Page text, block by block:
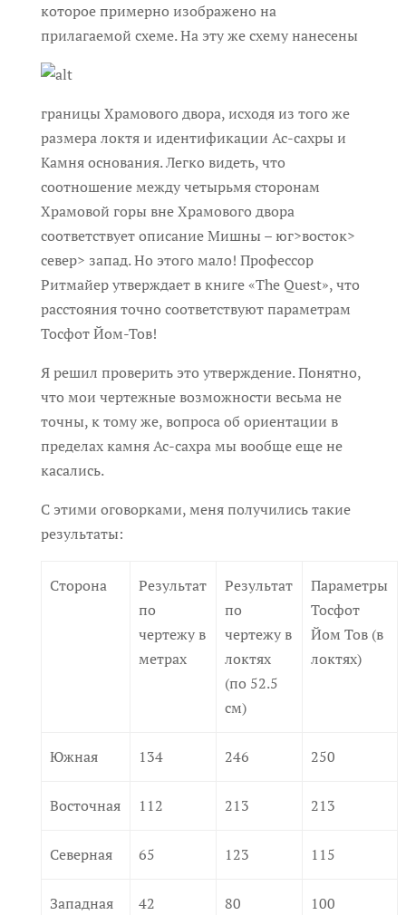
которое примерно изображено на
прилагаемой схеме. На эту же схемунанесены
границы Храмового двора, исходя из того же
размера локтя и идентификации Ас-сахры и
Камня основания. Легко видеть, что
соотношение между четырьмя сторонам
Храмовой горы вне Храмового двора
соответствует описание Мишны – юг>восток>
север> запад. Но этого мало! Профессор
Ритмайер утверждает в книге «The Quest», что
расстояния точно соответствуют параметрам
Тосфот Йом-Тов!
Я решил проверить это утверждение. Понятно,
что мои чертежные возможности весьма не
точны, к тому же, вопроса об ориентации в
пределах камня Ас-сахра мы вообще еще не
касались.
С этими оговорками, меня получились такие
результаты:
Сторона
Результат
по
чертежу в
метрах
Результат
по
чертежу в
локтях
(по 52.5
см)
Параметры
Тосфот
Йом Тов (в
локтях)
Южная 134 246 250
Восточная 112 213 213
Северная 65 123 115
Западная 42 80 100